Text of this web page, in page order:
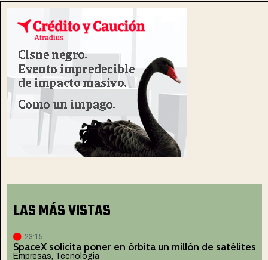
LAS MÁS VISTAS
23:15
SpaceX solicita poner en órbita un millón de satélites
Empresas Tecnologia